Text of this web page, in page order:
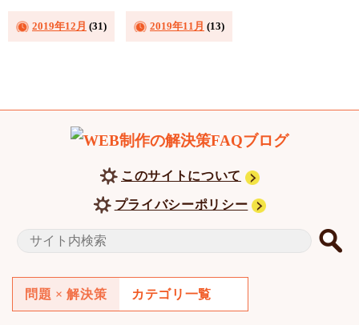
2019年12月 (31) 2019年11月 (13)
このサイトについて
プライバシーポリシー
問題 × 解決策 カテゴリ一覧